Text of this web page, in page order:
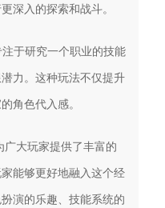
深入的探索和战斗。
于研究一个职业的技能
力。这种玩法不仅提升
角色代入感。
大玩家提供了丰富的
能够更好地融入这个经
演的乐趣、技能系统的